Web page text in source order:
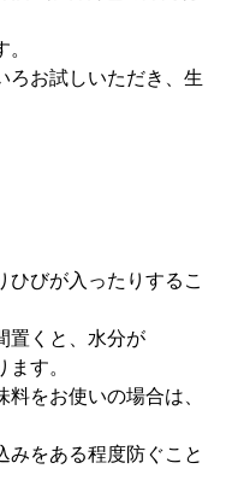
ろお試しいただき、生
ひびが入ったりするこ
置くと、水分が
す。
をお使いの場合は、
をある程度防ぐこと